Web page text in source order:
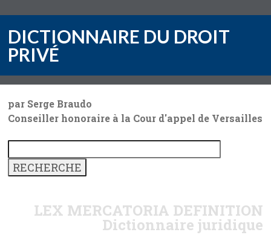
DICTIONNAIRE DU DROIT
PRIVÉ
par Serge Braudo
Conseiller honoraire à la Cour d'appel de Versailles
LEX MERCATORIA DEFINITION
Dictionnaire juridique